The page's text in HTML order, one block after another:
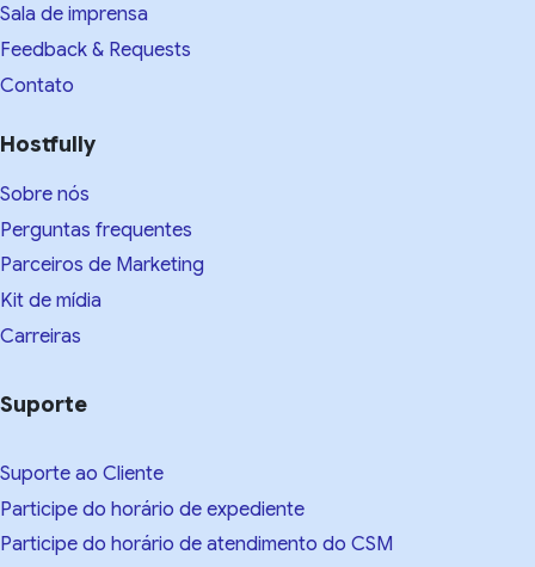
Sala de imprensa
Feedback & Requests
Contato
Hostfully
Sobre nós
Perguntas frequentes
Parceiros de Marketing
Kit de mídia
Carreiras
Suporte
Suporte ao Cliente
Participe do horário de expediente
Participe do horário de atendimento do CSM